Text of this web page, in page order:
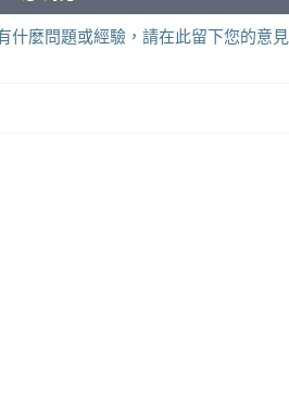
什麼問題或經驗，請在此留下您的意見